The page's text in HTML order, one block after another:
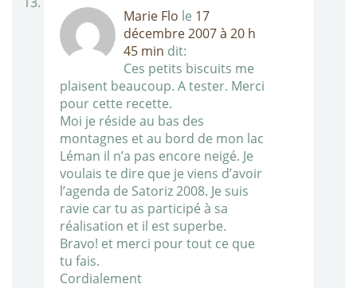
Marie Flo le 17
décembre 2007 à 20 h
45 min dit:
Ces petits biscuits me
plaisent beaucoup. A tester. Merci
pour cette recette.
Moi je réside au bas des
montagnes et au bord de mon lac
Léman il n’a pas encore neigé. Je
voulais te dire que je viens d’avoir
l’agenda de Satoriz 2008. Je suis
ravie car tu as participé à sa
réalisation et il est superbe.
Bravo! et merci pour tout ce que
tu fais.
Cordialement